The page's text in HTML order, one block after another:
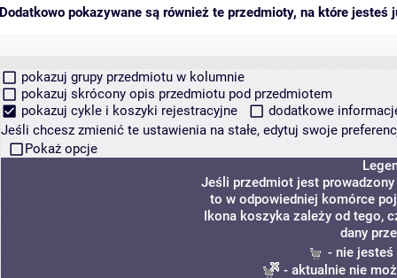
Dodatkowo pokazywane są również te przedmioty, na które jesteś
pokazuj grupy przedmiotu w kolumnie
pokazuj skrócony opis przedmiotu pod przedmiotem
pokazuj cykle i koszyki rejestracyjne
dodatkowe
Jeśli chcesz zmienić te ustawienia na stałe, edytuj swoje
Pokaż opcje
Jeśli przedmiot jest
to w odpowiedniej komórce
Ikona koszyka zależy od tego,
dany
- nie
- aktualnie nie